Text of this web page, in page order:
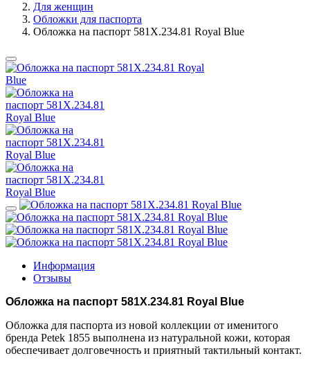
Для женщин
Обложки для паспорта
Обложка на паспорт 581X.234.81 Royal Blue
Информация
Отзывы
Обложка на паспорт 581X.234.81 Royal Blue
Обложка для паспорта из новой коллекции от именитого
бренда Petek 1855 выполнена из натуральной кожи, которая
обеспечивает долговечность и приятный тактильный контакт.